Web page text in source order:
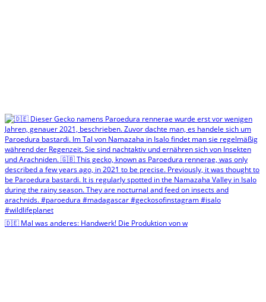
🇩🇪 Mal was anderes: Handwerk! Die Produktion von w